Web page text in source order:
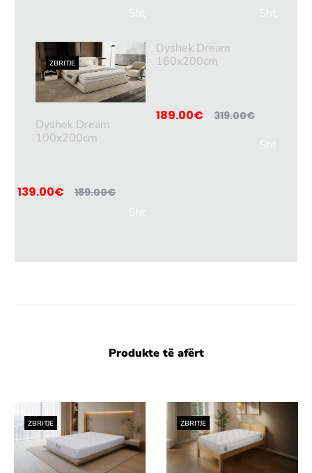
Sht
në
shp
ortë
Sht
ZBRITJE
Sht
Dyshek Dream
100x200cm
189.00€
139.00€
Sht
Dyshek Dream
160x200cm
319.00€
189.00€
Produkte të afërt
ZBRITJE ZBRITJE